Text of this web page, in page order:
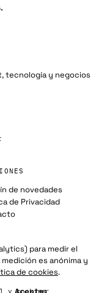
tecnología y negocios
de novedades
de Privacidad
y cookies
para medir el
es anónima y
de cookies.